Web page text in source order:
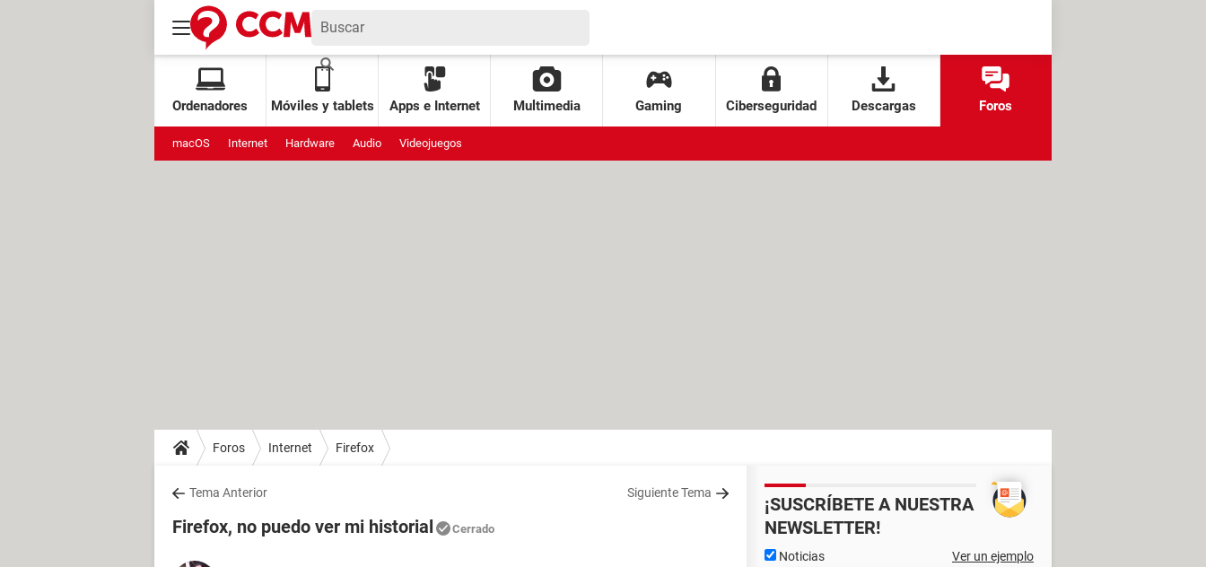
Ordenadores Móviles y tablets Apps e Internet Multimedia Gaming Ciberseguridad Descargas Foros
macOS Internet Hardware Audio Videojuegos
Foros Internet Firefox
Tema Anterior Siguiente Tema
Firefox, no puedo ver mi historial Cerrado
¡SUSCRÍBETE A NUESTRA
NEWSLETTER!
Noticias Ver un ejemplo